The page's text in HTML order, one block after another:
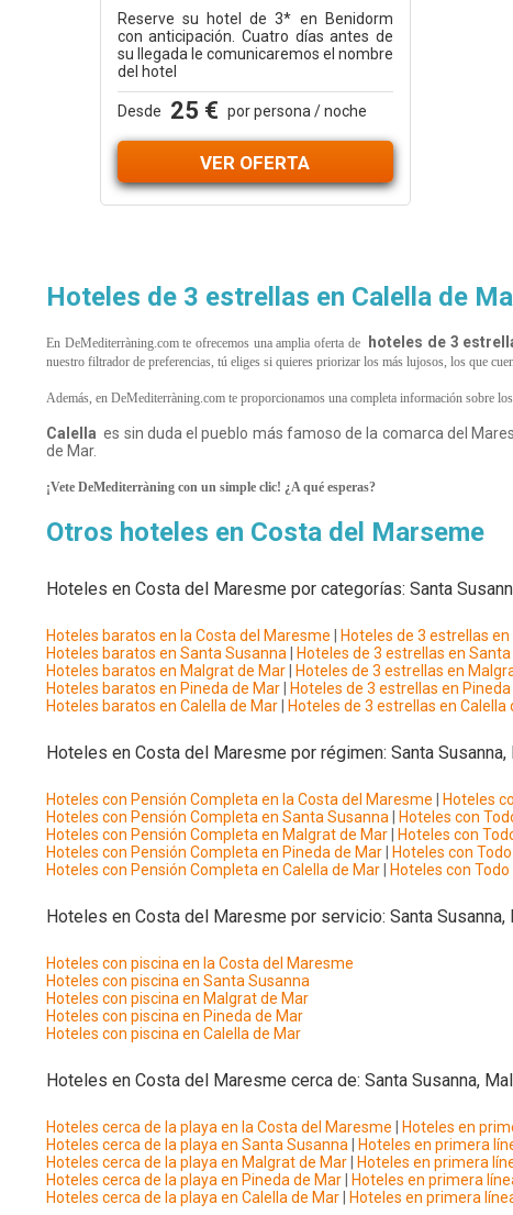
Reserve su hotel de 3* en Benidorm
con anticipación. Cuatro días antes de
su llegada le comunicaremos el nombre
del hotel
Desde 25 € por persona / noche
VER OFERTA
Hoteles de 3 estrellas en Calella de
En DeMediterràning.com te ofrecemos una amplia oferta de hoteles de 3
nuestro filtrador de preferencias, tú eliges si quieres priorizar los más lujosos, los que
Además, en DeMediterràning.com te proporcionamos una completa información sobre los
Calella es sin duda el pueblo más famoso de la comarca del
de Mar.
¡Vete DeMediterràning con un simple clic! ¿A qué esperas?
Otros hoteles en Costa del Marseme
Hoteles en Costa del Maresme por categorías: Santa
Hoteles baratos en la Costa del Maresme Hoteles de 3 estrellas
Hoteles baratos en Santa Susanna
Hoteles de 3 estrellas en
Hoteles baratos en Malgrat de Mar
Hoteles de 3 estrellas en
Hoteles baratos en Pineda de Mar
Hoteles de 3 estrellas en
Hoteles baratos en Calella de Mar
Hoteles de 3 estrellas en Calella
Hoteles en Costa del Maresme por régimen: Santa
Hoteles con Pensión Completa en la Costa del Maresme
Hoteles
Hoteles con Pensión Completa en Santa Susanna
Hoteles con
Hoteles con Pensión Completa en Malgrat de Mar
Hoteles con
Hoteles con Pensión Completa en Pineda de Mar
Hoteles con
Hoteles con Pensión Completa en Calella de Mar
Hoteles con
Hoteles en Costa del Maresme por servicio: Santa
Hoteles con piscina en la Costa del Maresme
Hoteles con piscina en Santa Susanna
Hoteles con piscina en Malgrat de Mar
Hoteles con piscina en Pineda de Mar
Hoteles con piscina en Calella de Mar
Hoteles en Costa del Maresme cerca de: Santa Susanna,
Hoteles cerca de la playa en la Costa del Maresme
Hoteles en
Hoteles cerca de la playa en Santa Susanna
Hoteles en primera
Hoteles cerca de la playa en Malgrat de Mar
Hoteles en primera
Hoteles cerca de la playa en Pineda de Mar
Hoteles en primera
Hoteles cerca de la playa en Calella de Mar
Hoteles en primera